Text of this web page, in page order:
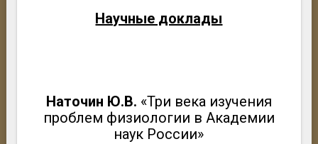
Научные доклады
Наточин Ю.В. «Три века изучения
проблем физиологии в Академии
наук России»